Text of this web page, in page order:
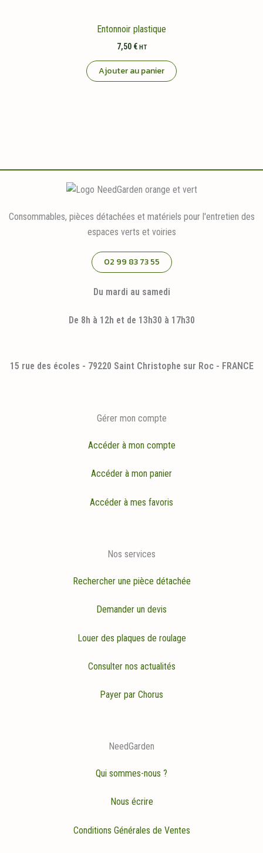
Entonnoir plastique
7,50 € HT
Ajouter au panier
Consommables, pièces détachées et matériels pour l'entretien des
espaces verts et voiries
02 99 83 73 55
Du mardi au samedi
De 8h à 12h et de 13h30 à 17h30
15 rue des écoles - 79220 Saint Christophe sur Roc - FRANCE
Gérer mon compte
Accéder à mon compte
Accéder à mon panier
Accéder à mes favoris
Nos services
Rechercher une pièce détachée
Demander un devis
Louer des plaques de roulage
Consulter nos actualités
Payer par Chorus
NeedGarden
Qui sommes-nous ?
Nous écrire
Conditions Générales de Ventes